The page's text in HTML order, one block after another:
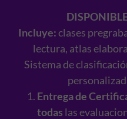
Incluye:clases
lectura, atlas
Sistema de
Entrega de
todas las